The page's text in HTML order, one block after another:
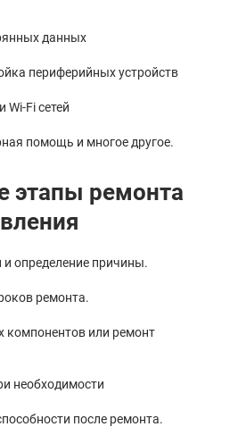
данных
периферийных устройств
Wi-Fi сетей
помощь и многое другое.
этапы ремонта
определение причины.
ремонта.
компонентов или ремонт
необходимости
после ремонта.